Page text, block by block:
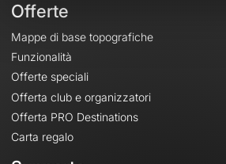
Offerte
Mappe di base topografiche
Funzionalità
Offerte speciali
Offerta club e organizzatori
Offerta PRO Destinations
Carta regalo